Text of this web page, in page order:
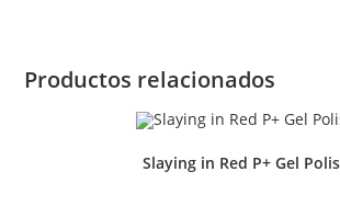
Productos relacionados
Slaying in Red P+ Gel